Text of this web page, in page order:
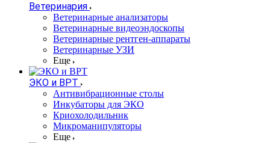
Ветеринария
Ветеринарные анализаторы
Ветеринарные видеоэндоскопы
Ветеринарные рентген-аппараты
Ветеринарные УЗИ
Еще
ЭКО и ВРТ
Антивибрационные столы
Инкубаторы для ЭКО
Криохолодильник
Микроманипуляторы
Еще